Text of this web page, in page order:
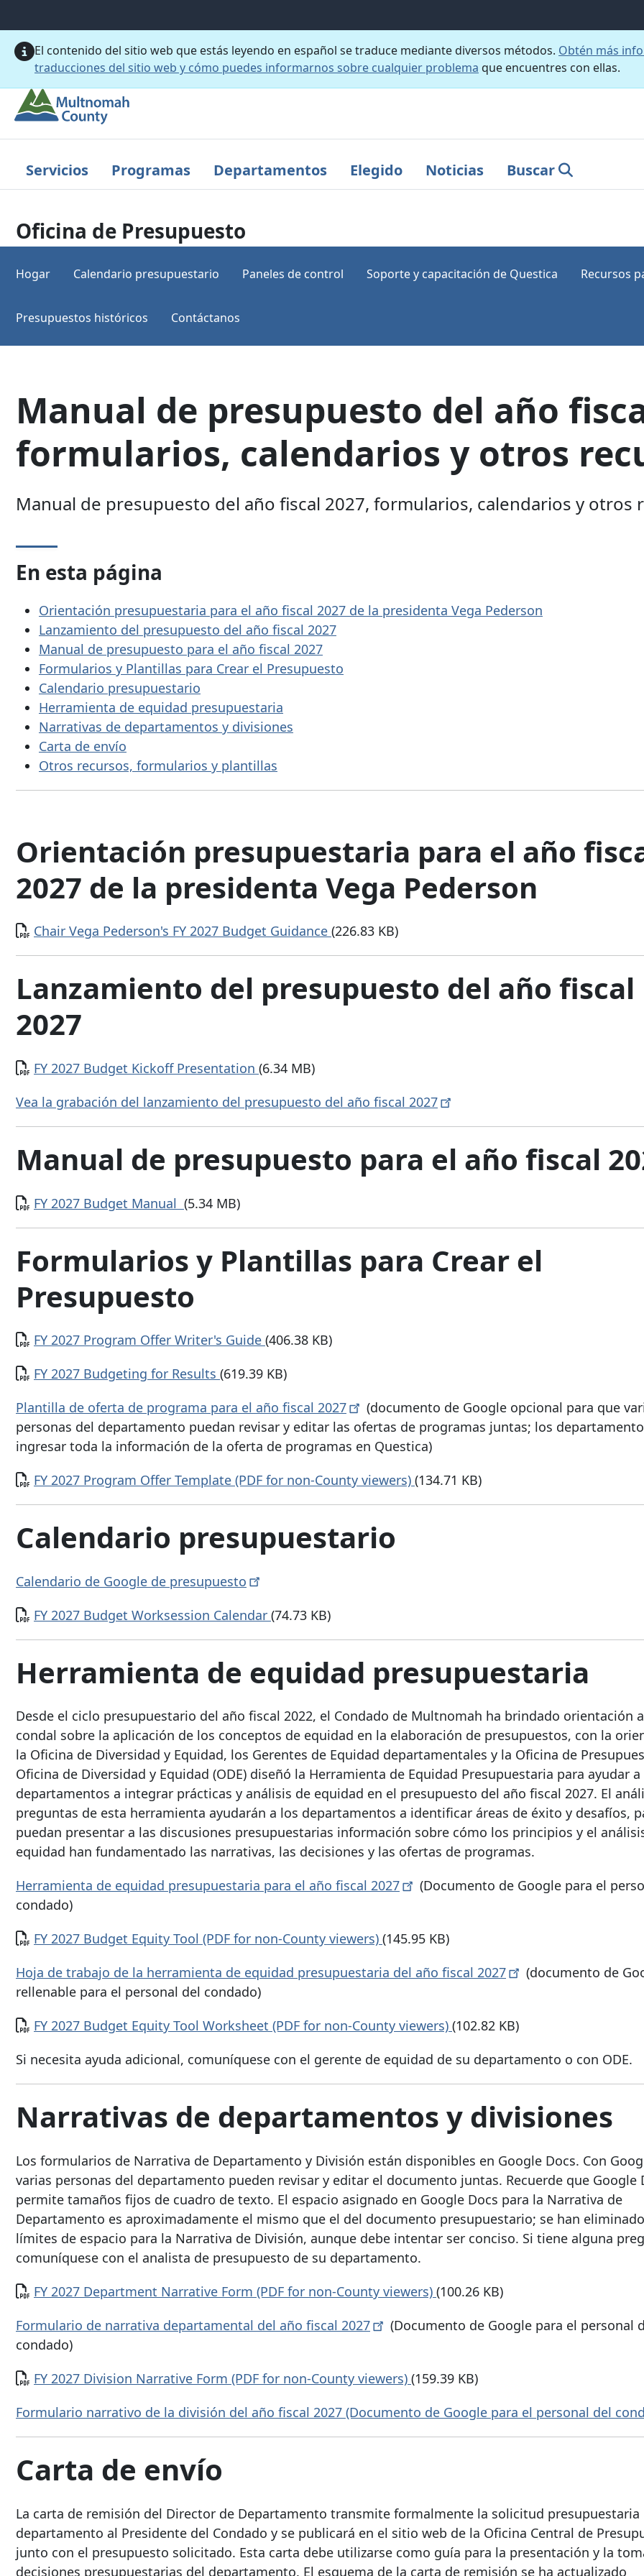
El contenido del sitio web que estás leyendo en español se traduce mediante diversos métodos. Obtén más
traducciones del sitio web y cómo puedes informarnos sobre cualquier problema que encuentres con ellas.
Servicios Programas Departamentos Elegido Noticias Buscar
Oficina de Presupuesto
Hogar Calendario presupuestario Paneles de control Soporte y capacitación de Questica Recursos
Presupuestos históricos Contáctanos
Manual de presupuesto del año
formularios, calendarios y otros
Manual de presupuesto del año fiscal 2027, formularios, calendarios y otros
En esta página
Orientación presupuestaria para el año fiscal 2027 de la presidenta Vega Pederson
Lanzamiento del presupuesto del año fiscal 2027
Manual de presupuesto para el año fiscal 2027
Formularios y Plantillas para Crear el Presupuesto
Calendario presupuestario
Herramienta de equidad presupuestaria
Narrativas de departamentos y divisiones
Carta de envío
Otros recursos, formularios y plantillas
Orientación presupuestaria para el año
2027 de la presidenta Vega Pederson
Documento
Chair Vega Pederson's FY 2027 Budget Guidance (226.83 KB)
Lanzamiento del presupuesto del año fiscal
2027
Documento
FY 2027 Budget Kickoff Presentation (6.34 MB)
Vea la grabación del lanzamiento del presupuesto del año fiscal 2027
Manual de presupuesto para el año fiscal
Documento
FY 2027 Budget Manual (5.34 MB)
Formularios y Plantillas para Crear el
Presupuesto
Documento
FY 2027 Program Offer Writer's Guide (406.38 KB)
Documento
FY 2027 Budgeting for Results (619.39 KB)
Plantilla de oferta de programa para el año fiscal 2027
(documento de Google opcional para que
personas del departamento puedan revisar y editar las ofertas de programas juntas; los
ingresar toda la información de la oferta de programas en Questica)
Documento
FY 2027 Program Offer Template (PDF for non-County viewers) (134.71 KB)
Calendario presupuestario
Calendario de Google de presupuesto
Documento
FY 2027 Budget Worksession Calendar (74.73 KB)
Herramienta de equidad presupuestaria
Desde el ciclo presupuestario del año fiscal 2022, el Condado de Multnomah ha brindado orientación
condal sobre la aplicación de los conceptos de equidad en la elaboración de presupuestos, con la
la Oficina de Diversidad y Equidad, los Gerentes de Equidad departamentales y la Oficina de
Oficina de Diversidad y Equidad (ODE) diseñó la Herramienta de Equidad Presupuestaria para ayudar
departamentos a integrar prácticas y análisis de equidad en el presupuesto del año fiscal 2027. El
preguntas de esta herramienta ayudarán a los departamentos a identificar áreas de éxito y desafíos,
puedan presentar a las discusiones presupuestarias información sobre cómo los principios y el
equidad han fundamentado las narrativas, las decisiones y las ofertas de programas.
Herramienta de equidad presupuestaria para el año fiscal 2027
(Documento de Google para el
condado)
Documento
FY 2027 Budget Equity Tool (PDF for non-County viewers) (145.95 KB)
Hoja de trabajo de la herramienta de equidad presupuestaria del año fiscal 2027
(documento de
rellenable para el personal del condado)
Documento
FY 2027 Budget Equity Tool Worksheet (PDF for non-County viewers) (102.82 KB)
Si necesita ayuda adicional, comuníquese con el gerente de equidad de su departamento o con ODE.
Narrativas de departamentos y divisiones
Los formularios de Narrativa de Departamento y División están disponibles en Google Docs. Con
varias personas del departamento pueden revisar y editar el documento juntas. Recuerde que Google
permite tamaños fijos de cuadro de texto. El espacio asignado en Google Docs para la Narrativa de
Departamento es aproximadamente el mismo que el del documento presupuestario; se han
límites de espacio para la Narrativa de División, aunque debe intentar ser conciso. Si tiene alguna
comuníquese con el analista de presupuesto de su departamento.
Documento
FY 2027 Department Narrative Form (PDF for non-County viewers) (100.26 KB)
Formulario de narrativa departamental del año fiscal 2027
(Documento de Google para el personal
condado)
Documento
FY 2027 Division Narrative Form (PDF for non-County viewers) (159.39 KB)
Formulario narrativo de la división del año fiscal 2027 (Documento de Google para el personal del
Carta de envío
La carta de remisión del Director de Departamento transmite formalmente la solicitud presupuestaria
departamento al Presidente del Condado y se publicará en el sitio web de la Oficina Central de
junto con el presupuesto solicitado. Esta carta debe utilizarse como guía para la presentación y la
decisiones presupuestarias del departamento. El esquema de la carta de remisión se ha actualizado